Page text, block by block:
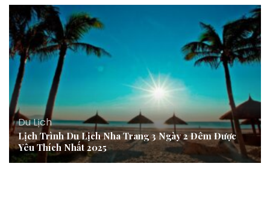
Du Lịch
Lịch Trình Du Lịch Nha Trang 3 Ngày 2 Đêm Được
Yêu Thích Nhất 2025